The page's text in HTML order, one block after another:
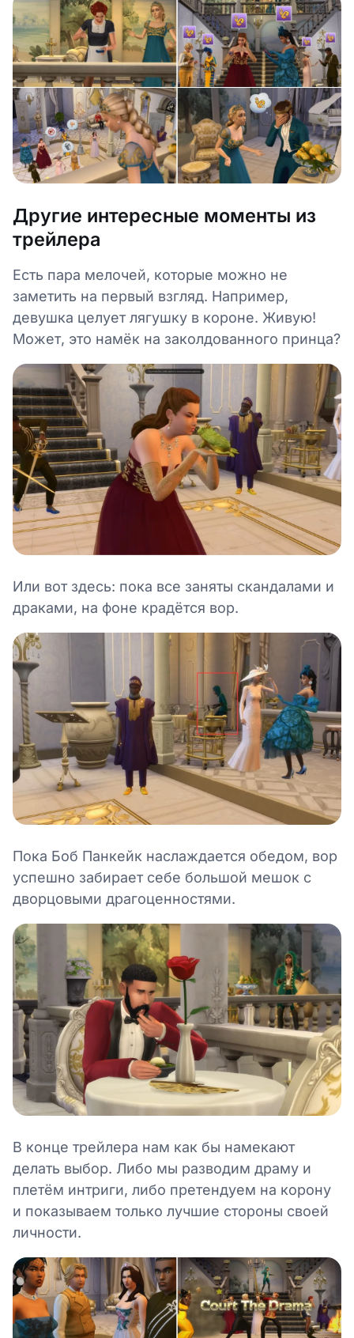
Другие интересные моменты из
трейлера
Есть пара мелочей, которые можно не
заметить на первый взгляд. Например,
девушка целует лягушку в короне. Живую!
Может, это намёк на заколдованного принца?
Или вот здесь: пока все заняты скандалами и
драками, на фоне крадётся вор.
Пока Боб Панкейк наслаждается обедом, вор
успешно забирает себе большой мешок с
дворцовыми драгоценностями.
В конце трейлера нам как бы намекают
делать выбор. Либо мы разводим драму и
плетём интриги, либо претендуем на корону
и показываем только лучшие стороны своей
личности.